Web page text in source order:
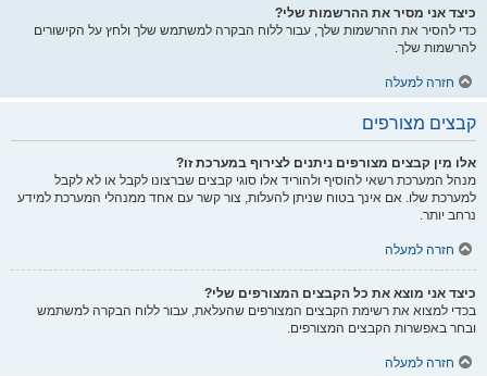
כיצד אני מסיר את ההרשמות שלי?
כדי להסיר את ההרשמות שלך, עבור ללוח הבקרה למשתמש שלך ולחץ על הקישורים
להרשמות שלך.
חזרה למעלה
קבצים מצורפים
אלו מין קבצים מצורפים ניתנים לצירוף במערכת זו?
מנהל המערכת רשאי להוסיף ולהוריד אלו סוגי קבצים שברצונו לקבל או לא לקבל
למערכת שלו. אם אינך בטוח שניתן להעלות, צור קשר עם אחד ממנהלי המערכת למידע
נרחב יותר.
חזרה למעלה
כיצד אני מוצא את כל הקבצים המצורפים שלי?
בכדי למצוא את רשימת הקבצים המצורפים שהעלאת, עבור ללוח הבקרה למשתמש
ובחר באפשרות הקבצים המצורפים.
חזרה למעלה